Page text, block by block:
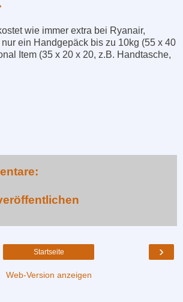
wie immer extra bei Ryanair,
ein Handgepäck bis zu 10kg (55 x 40
Item (35 x 20 x 20, z.B. Handtasche,
›
Startseite
Web-Version anzeigen